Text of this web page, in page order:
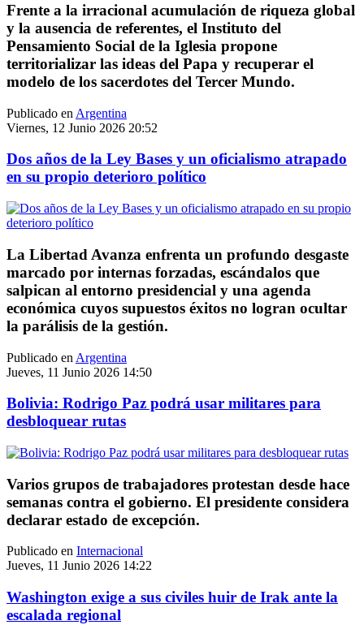
Frente a la irracional acumulación de riqueza global
y la ausencia de referentes, el Instituto del
Pensamiento Social de la Iglesia propone
territorializar las ideas del Papa y recuperar el
modelo de los sacerdotes del Tercer Mundo.
Publicado en Argentina
Viernes, 12 Junio 2026 20:52
Dos años de la Ley Bases y un oficialismo atrapado
en su propio deterioro político
La Libertad Avanza enfrenta un profundo desgaste
marcado por internas forzadas, escándalos que
salpican al entorno presidencial y una agenda
económica cuyos supuestos éxitos no logran ocultar
la parálisis de la gestión.
Publicado en Argentina
Jueves, 11 Junio 2026 14:50
Bolivia: Rodrigo Paz podrá usar militares para
desbloquear rutas
Varios grupos de trabajadores protestan desde hace
semanas contra el gobierno. El presidente considera
declarar estado de excepción.
Publicado en Internacional
Jueves, 11 Junio 2026 14:22
Washington exige a sus civiles huir de Irak ante la
escalada regional